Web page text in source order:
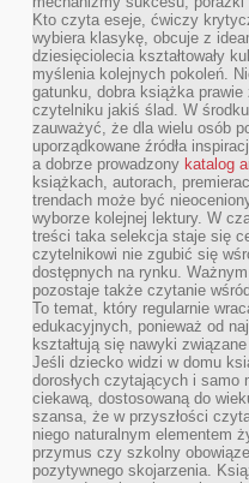
Kto czyta eseje, ćwiczy
wybiera klasykę, obcuje z
dziesięciolecia kształtowały
myślenia kolejnych pokoleń.
gatunku, dobra książka
czytelniku jakiś ślad. W
zauważyć, że dla wielu osób
uporządkowane źródła
a dobrze prowadzony katalog
książkach, autorach,
trendach może być
wyborze kolejnej lektury. W
treści taka selekcja staje się
czytelnikowi nie zgubić się
dostępnych na rynku.
pozostaje także czytanie
To temat, który regularnie
edukacyjnych, ponieważ od
kształtują się nawyki
Jeśli dziecko widzi w domu
dorosłych czytających i samo
ciekawą, dostosowaną do
szansa, że w przyszłości
niego naturalnym elementem
przymus czy szkolny
pozytywnego skojarzenia.